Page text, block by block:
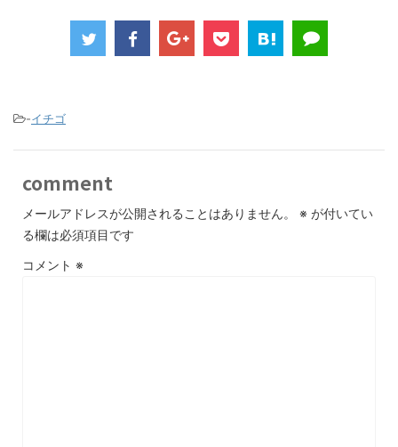
-イチゴ
comment
メールアドレスが公開されることはありません。 ※ が付いてい
る欄は必須項目です
コメント ※